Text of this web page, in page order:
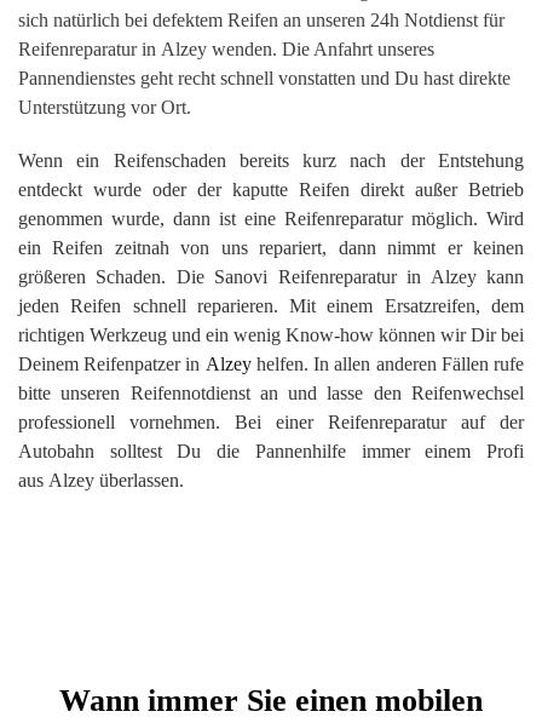
sich natürlich bei defektem Reifen an unseren 24h Notdienst für
Reifenreparatur in Alzey wenden. Die Anfahrt unseres
Pannendienstes geht recht schnell vonstatten und Du hast direkte
Unterstützung vor Ort.
Wenn ein Reifenschaden bereits kurz nach der Entstehung
entdeckt wurde oder der kaputte Reifen direkt außer Betrieb
genommen wurde, dann ist eine Reifenreparatur möglich. Wird
ein Reifen zeitnah von uns repariert, dann nimmt er keinen
größeren Schaden. Die Sanovi Reifenreparatur in Alzey kann
jeden Reifen schnell reparieren. Mit einem Ersatzreifen, dem
richtigen Werkzeug und ein wenig Know-how können wir Dir bei
Deinem Reifenpatzer in Alzeyhelfen. In allen anderen Fällen rufe
bitte unseren Reifennotdienst an und lasse den Reifenwechsel
professionell vornehmen. Bei einer Reifenreparatur auf der
Autobahn solltest Du die Pannenhilfe immer einem Profi
aus Alzey überlassen.
Wann immer Sie einen mobilen